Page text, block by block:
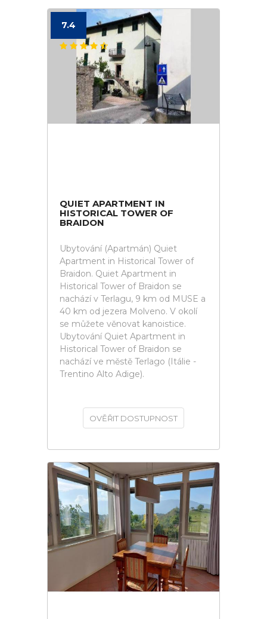
7.4
QUIET APARTMENT IN
HISTORICAL TOWER OF
BRAIDON
Ubytování (Apartmán) Quiet
Apartment in Historical Tower of
Braidon. Quiet Apartment in
Historical Tower of Braidon se
nachází v Terlagu, 9 km od MUSE a
40 km od jezera Molveno. V okolí
se můžete věnovat kanoistice.
Ubytování Quiet Apartment in
Historical Tower of Braidon se
nachází ve městě Terlago (Itálie -
Trentino Alto Adige).
OVĚŘIT DOSTUPNOST